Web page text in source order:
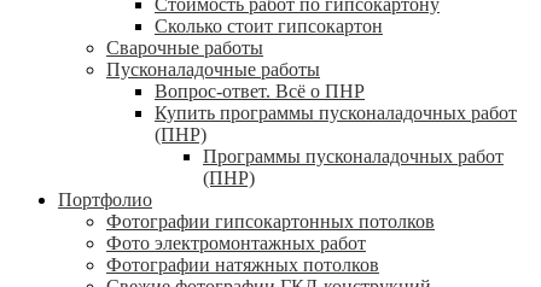
Сколько стоит гипсокартон
Сварочные работы
Пусконаладочные работы
Вопрос-ответ. Всё о ПНР
Купить программы пусконаладочных работ
(ПНР)
Программы пусконаладочных работ
(ПНР)
Портфолио
Фотографии гипсокартонных потолков
Фото электромонтажных работ
Фотографии натяжных потолков